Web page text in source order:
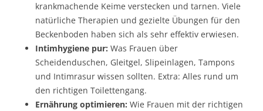
krankmachende Keime verstecken und tarnen. Viele
natürliche Therapien und gezielte Übungen für den
Beckenboden haben sich als sehr effektiv erwiesen.
Intimhygiene pur: Was Frauen über
Scheidenduschen, Gleitgel, Slipeinlagen, Tampons
und Intimrasur wissen sollten. Extra: Alles rund um
den richtigen Toilettengang.
Ernährung optimieren: Wie Frauen mit der richtigen